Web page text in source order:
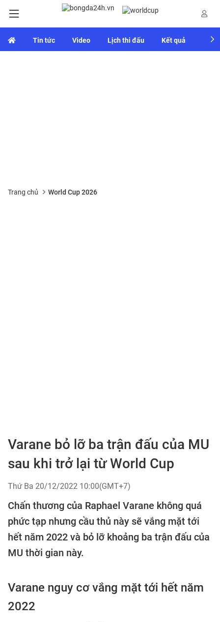
Tin tức Video Lịch thi đấu Kết quả
Trang chủ World Cup 2026
Varane bỏ lỡ ba trận đấu của MU
sau khi trở lại từ World Cup
Thứ Ba 20/12/2022 10:00(GMT+7)
Chấn thương của Raphael Varane không quá
phức tạp nhưng cầu thủ này sẽ vắng mặt tới
hết năm 2022 và bỏ lỡ khoảng ba trận đấu của
MU thời gian này.
Varane nguy cơ vắng mặt tới hết năm
2022